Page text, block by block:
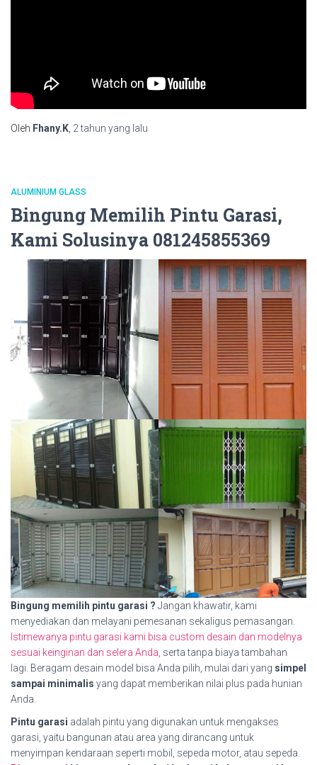
Oleh Fhany.K 2 tahun yang lalu
ALUMINIUM GLASS
Bingung Memilih Pintu Garasi,
Kami Solusinya 081245855369
Bingung memilih pintu garasi ? Jangan khawatir, kami
menyediakan dan melayani pemesanan sekaligus pemasangan.
Istimewanya pintu garasi kami bisa custom desain dan modelnya
sesuai keinginan dan selera Anda, serta tanpa biaya tambahan
lagi. Beragam desain model bisa Anda pilih, mulai dari yang simpel
sampai minimalis yang dapat memberikan nilai plus pada hunian
Anda.
Pintu garasi adalah pintu yang digunakan untuk mengakses
garasi, yaitu bangunan atau area yang dirancang untuk
menyimpan kendaraan seperti mobil, sepeda motor, atau sepeda.